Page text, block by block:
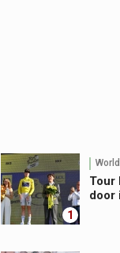
1
Tour
door